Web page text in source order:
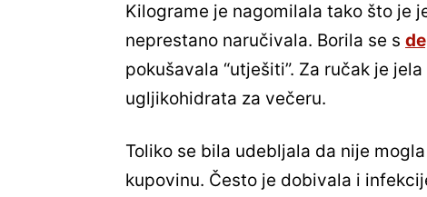
Kilograme je nagomilala tako što je
neprestano naručivala. Borila se s
pokušavala “utješiti”. Za ručak je
ugljikohidrata za večeru.
Toliko se bila udebljala da nije
kupovinu. Često je dobivala i